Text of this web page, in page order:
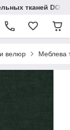
тканей
велюр Меблева